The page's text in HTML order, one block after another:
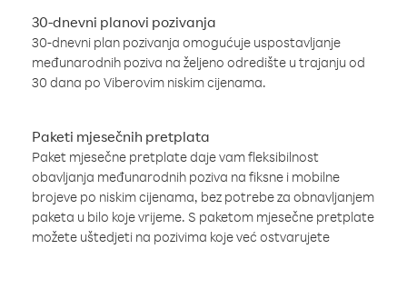
30-dnevni planovi pozivanja
30-dnevni plan pozivanja omogućuje uspostavljanje
međunarodnih poziva na željeno odredište u trajanju od
30 dana po Viberovim niskim cijenama.
Paketi mjesečnih pretplata
Paket mjesečne pretplate daje vam fleksibilnost
obavljanja međunarodnih poziva na fiksne i mobilne
brojeve po niskim cijenama, bez potrebe za obnavljanjem
paketa u bilo koje vrijeme. S paketom mjesečne pretplate
možete uštedjeti na pozivima koje već ostvarujete